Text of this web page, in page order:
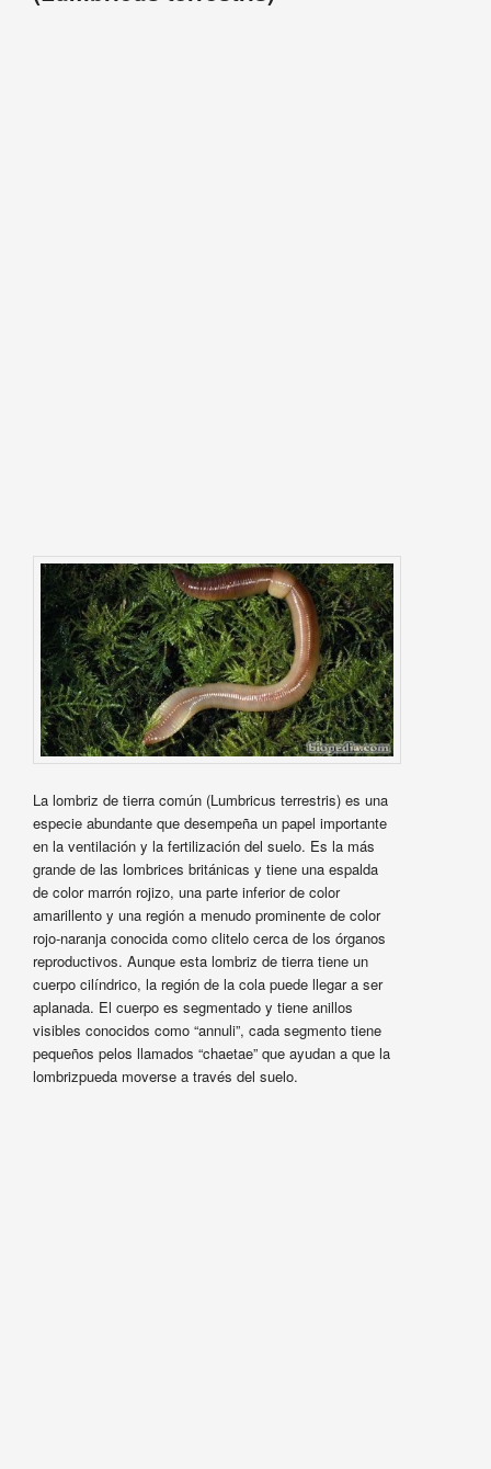
La lombriz de tierra común (Lumbricus terrestris) es una
especie abundante que desempeña un papel importante
en la ventilación y la fertilización del suelo. Es la más
grande de las lombrices británicas y tiene una espalda
de color marrón rojizo, una parte inferior de color
amarillento y una región a menudo prominente de color
rojo-naranja conocida como clitelo cerca de los órganos
reproductivos. Aunque esta lombriz de tierra tiene un
cuerpo cilíndrico, la región de la cola puede llegar a ser
aplanada. El cuerpo es segmentado y tiene anillos
visibles conocidos como “annuli”, cada segmento tiene
pequeños pelos llamados “chaetae” que ayudan a que la
lombrizpueda moverse a través del suelo.